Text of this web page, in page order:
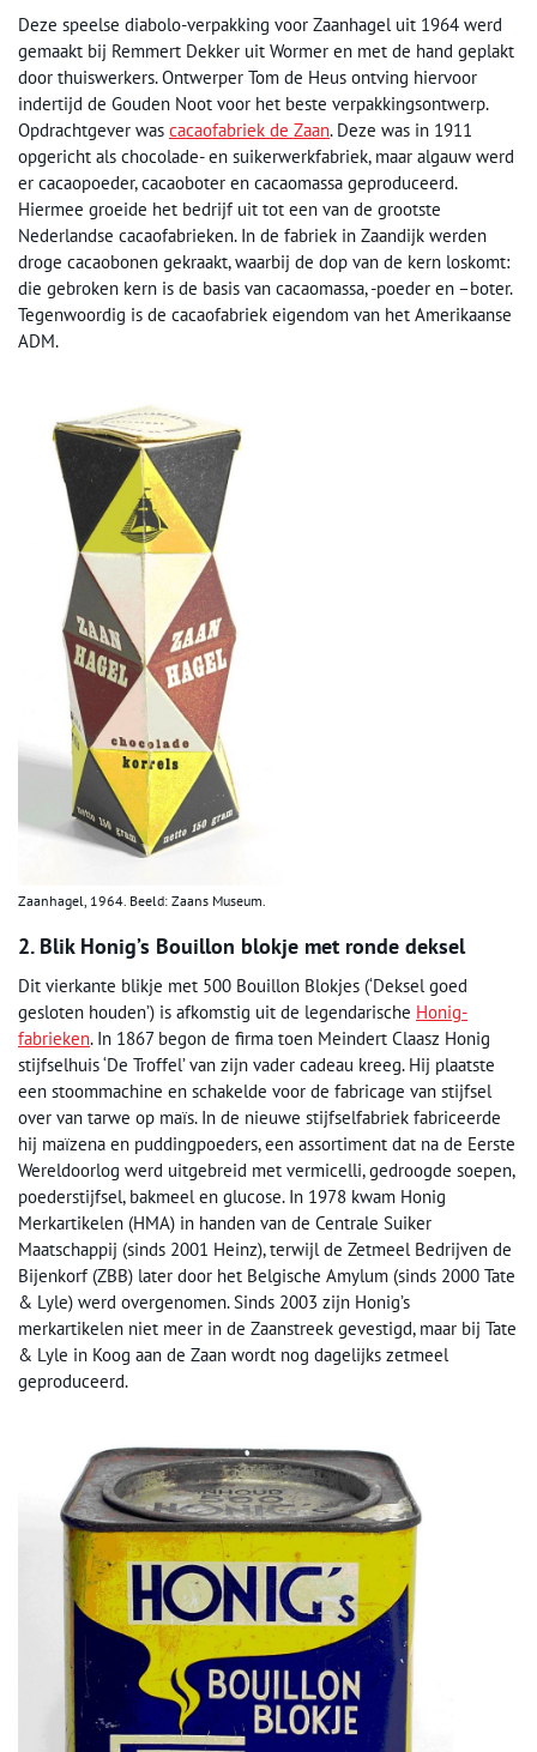
Deze speelse diabolo-verpakking voor Zaanhagel uit 1964 werd
gemaakt bij Remmert Dekker uit Wormer en met de hand geplakt
door thuiswerkers. Ontwerper Tom de Heus ontving hiervoor
indertijd de Gouden Noot voor het beste verpakkingsontwerp.
Opdrachtgever was cacaofabriek de Zaan. Deze was in 1911
opgericht als chocolade- en suikerwerkfabriek, maar algauw werd
er cacaopoeder, cacaoboter en cacaomassa geproduceerd.
Hiermee groeide het bedrijf uit tot een van de grootste
Nederlandse cacaofabrieken. In de fabriek in Zaandijk werden
droge cacaobonen gekraakt, waarbij de dop van de kern loskomt:
die gebroken kern is de basis van cacaomassa, -poeder en –boter.
Tegenwoordig is de cacaofabriek eigendom van het Amerikaanse
ADM.
Zaanhagel, 1964. Beeld: Zaans Museum.
2. Blik Honig’s Bouillon blokje met ronde deksel
Dit vierkante blikje met 500 Bouillon Blokjes (‘Deksel goed
gesloten houden’) is afkomstig uit de legendarische Honig-
fabrieken. In 1867 begon de firma toen Meindert Claasz Honig
stijfselhuis ‘De Troffel’ van zijn vader cadeau kreeg. Hij plaatste
een stoommachine en schakelde voor de fabricage van stijfsel
over van tarwe op maïs. In de nieuwe stijfselfabriek fabriceerde
hij maïzena en puddingpoeders, een assortiment dat na de Eerste
Wereldoorlog werd uitgebreid met vermicelli, gedroogde soepen,
poederstijfsel, bakmeel en glucose. In 1978 kwam Honig
Merkartikelen (HMA) in handen van de Centrale Suiker
Maatschappij (sinds 2001 Heinz), terwijl de Zetmeel Bedrijven de
Bijenkorf (ZBB) later door het Belgische Amylum (sinds 2000 Tate
& Lyle) werd overgenomen. Sinds 2003 zijn Honig’s
merkartikelen niet meer in de Zaanstreek gevestigd, maar bij Tate
& Lyle in Koog aan de Zaan wordt nog dagelijks zetmeel
geproduceerd.